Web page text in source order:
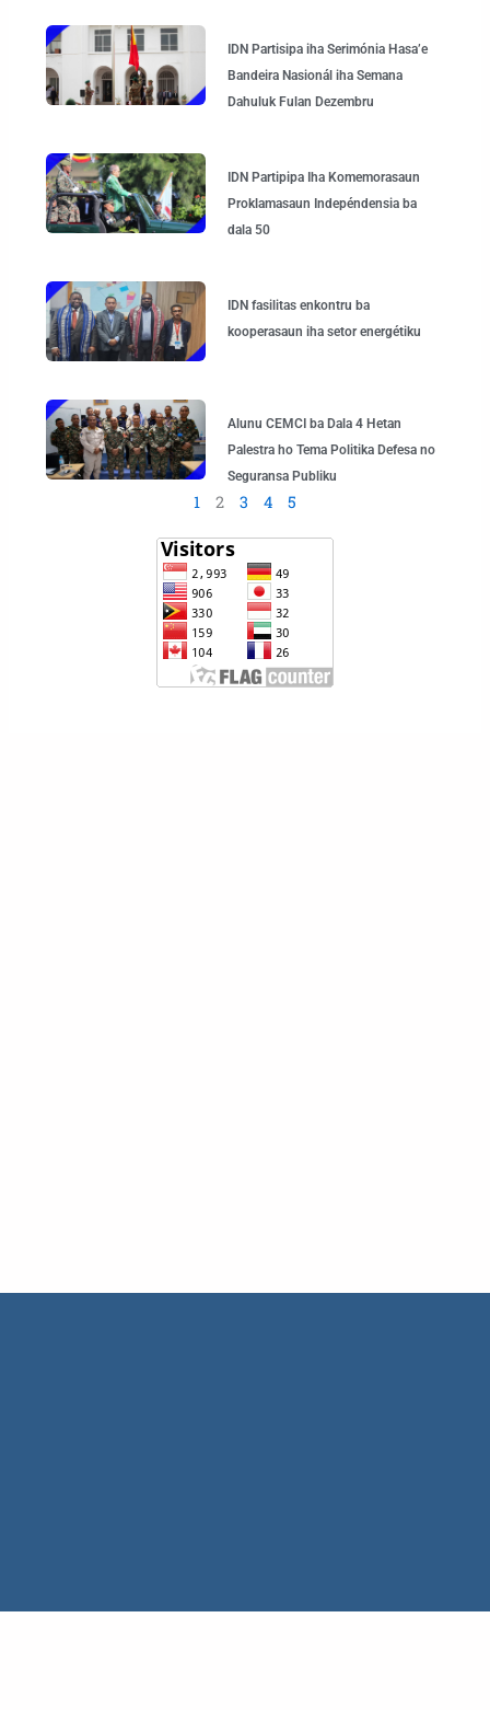
IDN Partisipa iha Serimónia Hasa’e
Bandeira Nasionál iha Semana
Dahuluk Fulan Dezembru
IDN Partipipa Iha Komemorasaun
Proklamasaun Indepéndensia ba
dala 50
IDN fasilitas enkontru ba
kooperasaun iha setor energétiku
Alunu CEMCI ba Dala 4 Hetan
Palestra ho Tema Politika Defesa no
Seguransa Publiku
1 2 3 4 5